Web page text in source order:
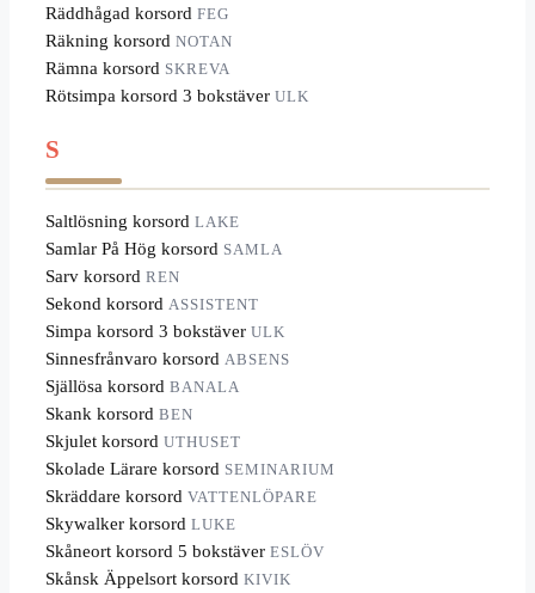
Räddhågad korsord FEG
Räkning korsord NOTAN
Rämna korsord SKREVA
Rötsimpa korsord 3 bokstäver ULK
S
Saltlösning korsord LAKE
Samlar På Hög korsord SAMLA
Sarv korsord REN
Sekond korsord ASSISTENT
Simpa korsord 3 bokstäver ULK
Sinnesfrånvaro korsord ABSENS
Själlösa korsord BANALA
Skank korsord BEN
Skjulet korsord UTHUSET
Skolade Lärare korsord SEMINARIUM
Skräddare korsord VATTENLÖPARE
Skywalker korsord LUKE
Skåneort korsord 5 bokstäver ESLÖV
Skånsk Äppelsort korsord KIVIK